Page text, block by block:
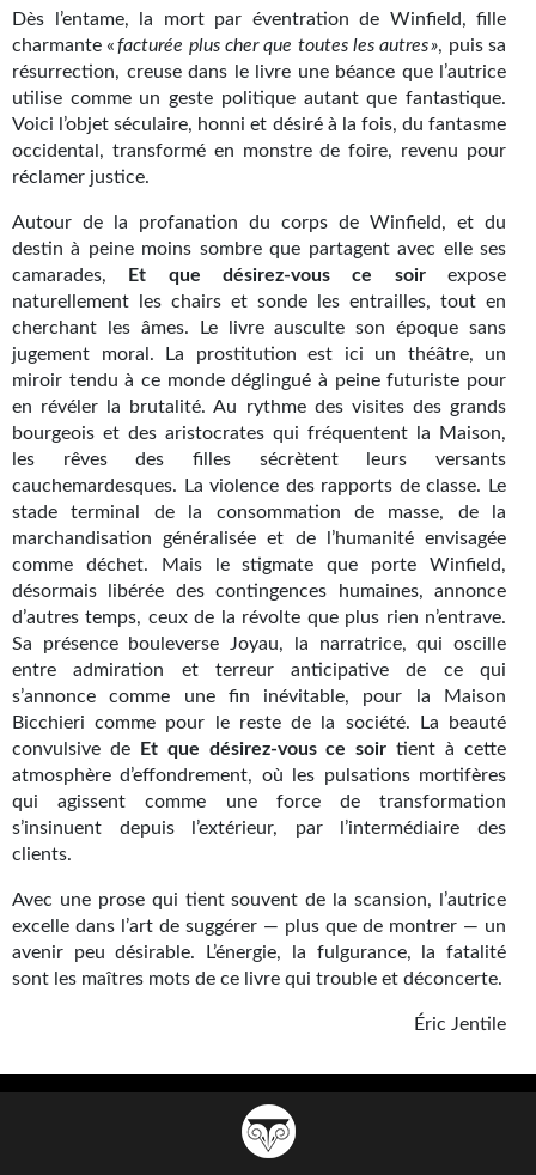
Bifrost
Livres audio
Gratuit
Sans DRM
BIFROST
Tous les numéros
En numérique
S'abonner
Les critiques
Le blog
Le prix des lecteurs
GOODIES
Goodies Gotland
Tirages d’art Une Heure-Lumière
PLUS
À paraître
Revue de presse
Récompenses
Newsletter
Tous les articles
Dès l’entame, la mort par éventration de Winfield, fille
charmante «facturée plus cher que toutes les autres », puis sa
résurrection, creuse dans le livre une béance que l’autrice
utilise comme un geste politique autant que fantastique.
Voici l’objet séculaire, honni et désiré à la fois, du fantasme
occidental, transformé en monstre de foire, revenu pour
réclamer justice.
Autour de la profanation du corps de Winfield, et du
destin à peine moins sombre que partagent avec elle ses
camarades,
Et que désirez-vous ce soirexpose
naturellement les chairs et sonde les entrailles, tout en
cherchant les âmes. Le livre ausculte son époque sans
jugement moral. La prostitution est ici un théâtre, un
miroir tendu à ce monde déglingué à peine futuriste pour
en révéler la brutalité. Au rythme des visites des grands
bourgeois et des aristocrates qui fréquentent la Maison,
les rêves des filles sécrètent leurs versants
cauchemardesques. La violence des rapports de classe. Le
stade terminal de la consommation de masse, de la
marchandisation généralisée et de l’humanité envisagée
comme déchet. Mais le stigmate que porte Winfield,
désormais libérée des contingences humaines, annonce
d’autres temps, ceux de la révolte que plus rien n’entrave.
Sa présence bouleverse Joyau, la narratrice, qui oscille
entre admiration et terreur anticipative de ce qui
s’annonce comme une fin inévitable, pour la Maison
Bicchieri comme pour le reste de la société. La beauté
convulsive de
Et que désirez-vous ce soir tient à cette
atmosphère d’effondrement, où les pulsations mortifères
qui agissent comme une force de transformation
s’insinuent depuis l’extérieur, par l’intermédiaire des
clients.
Avec une prose qui tient souvent de la scansion, l’autrice
excelle dans l’art de suggérer — plus que de montrer — un
avenir peu désirable. L’énergie, la fulgurance, la fatalité
sont les maîtres mots de ce livre qui trouble et déconcerte.
Éric Jentile